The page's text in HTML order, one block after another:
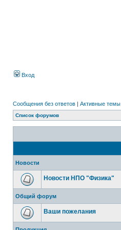
Вход
Сообщения без ответов | Активные темы
Список форумов
Новости
Новости НПО "Физика"
Общий форум
Ваши пожелания